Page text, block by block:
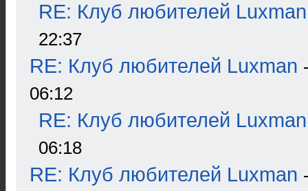
RE: Клуб любителей Luxman
22:37
RE: Клуб любителей Luxman
06:12
RE: Клуб любителей Luxman
06:18
RE: Клуб любителей Luxman